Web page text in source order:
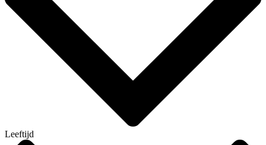
Leeftijd